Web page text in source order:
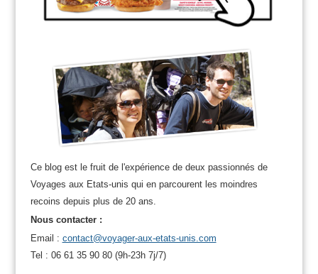
Ce blog est le fruit de l'expérience de deux passionnés de
Voyages aux Etats-unis qui en parcourent les moindres
recoins depuis plus de 20 ans.
Nous contacter :
Email : contact@voyager-aux-etats-unis.com
Tel : 06 61 35 90 80 (9h-23h 7j/7)